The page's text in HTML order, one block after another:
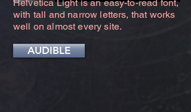
Helvetica Light is an easy-to-read font,
with tall and narrow letters, that works
well on almost every site.
AUDIBLE